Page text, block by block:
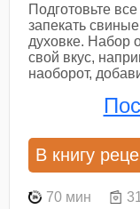
Подготовьте
запекать
духовке. Набор
свой вкус,
наоборот,
В книгу
70 мин 31